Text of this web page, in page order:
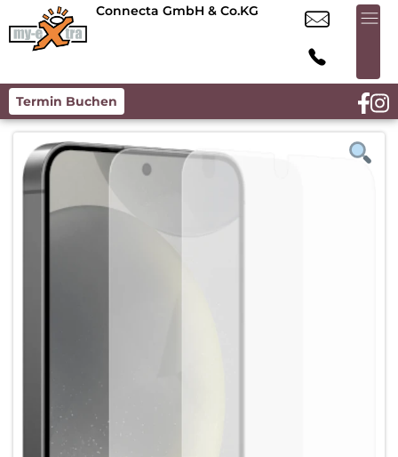
Connecta GmbH & Co.KG
Termin Buchen